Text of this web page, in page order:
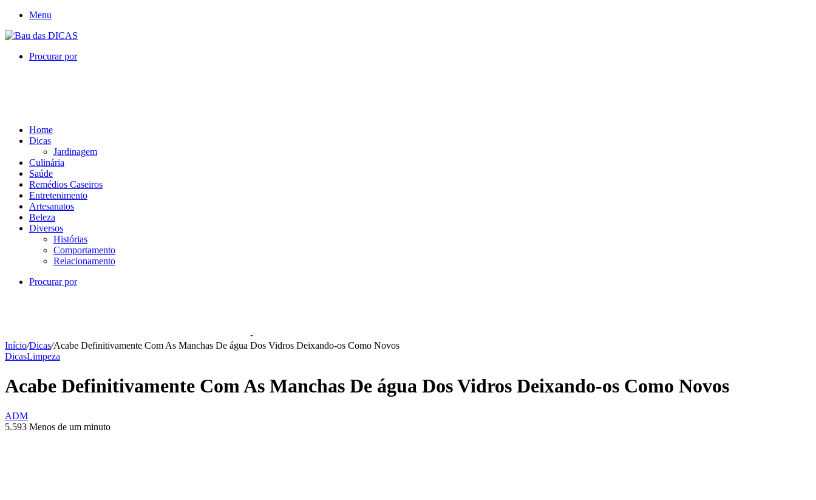
Menu
Procurar por
Home
Dicas
Jardinagem
Culinária
Saúde
Remédios Caseiros
Entretenimento
Artesanatos
Beleza
Diversos
Histórias
Comportamento
Relacionamento
Procurar por
-
Início/Dicas/Acabe Definitivamente Com As Manchas De água Dos Vidros Deixando-os Como Novos
DicasLimpeza
Acabe Definitivamente Com As Manchas De água Dos Vidros Deixando-os Como Novos
ADM
5.593 Menos de um minuto